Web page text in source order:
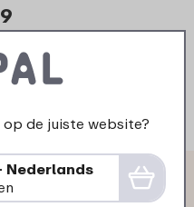
Bestel
over
de juiste website?
Nederlands